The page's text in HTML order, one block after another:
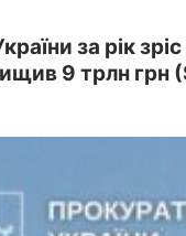
за рік
9 трлн грн